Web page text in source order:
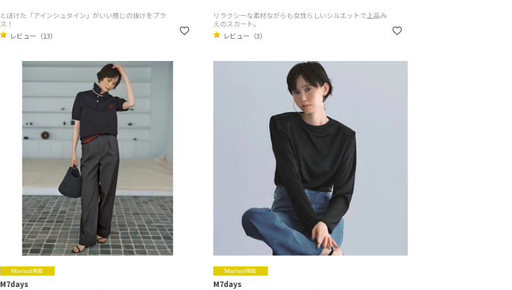
とぼけた「アインシュタイン」がいい感じの抜けをプラ
ス！
レビュー（13）
リラクシーな素材ながらも女性らしいシルエットで上品み
えのスカート。
レビュー（3）
M7days
M7days